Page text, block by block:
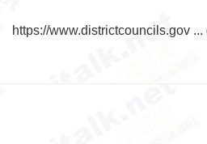
https://www.districtcouncils.gov